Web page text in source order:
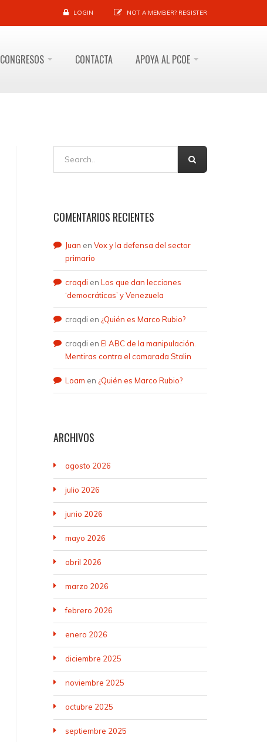
LOGIN NOT A MEMBER? REGISTER
CONGRESOS CONTACTA APOYA AL PCOE
COMENTARIOS RECIENTES
Juan en Vox y la defensa del sector
primario
craqdi en Los que dan lecciones
‘democráticas’ y Venezuela
craqdi en ¿Quién es Marco Rubio?
craqdi en El ABC de la manipulación.
Mentiras contra el camarada Stalin
Loam en ¿Quién es Marco Rubio?
ARCHIVOS
agosto 2026
julio 2026
junio 2026
mayo 2026
abril 2026
marzo 2026
febrero 2026
enero 2026
diciembre 2025
noviembre 2025
octubre 2025
septiembre 2025